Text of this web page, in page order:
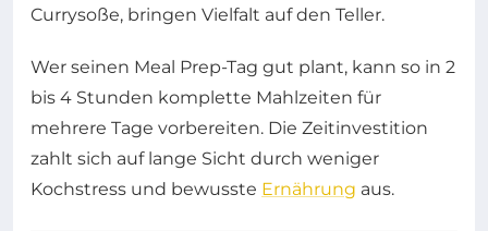
Currysoße, bringen Vielfalt auf den Teller.
Wer seinen Meal Prep-Tag gut plant, kann so in 2
bis 4 Stunden komplette Mahlzeiten für
mehrere Tage vorbereiten. Die Zeitinvestition
zahlt sich auf lange Sicht durch weniger
Kochstress und bewusste Ernährung aus.